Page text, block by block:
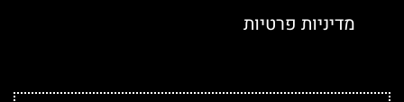
מדיניות פרטיות